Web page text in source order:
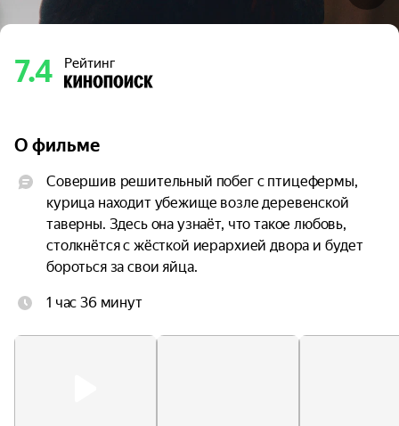
7.4 Рейтинг
О фильме
Совершив решительный побег с птицефермы,
курица находит убежище возле деревенской
таверны. Здесь она узнаёт, что такое любовь,
столкнётся с жёсткой иерархией двора и будет
бороться за свои яйца.
1 час 36 минут